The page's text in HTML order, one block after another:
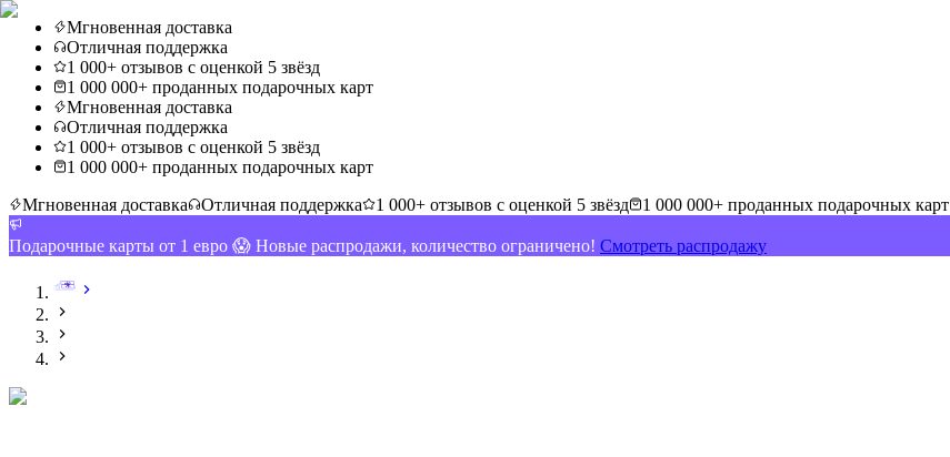
Мгновенная доставка
Отличная поддержка
1 000+ отзывов с оценкой 5 звёзд
1 000 000+ проданных подарочных карт
Мгновенная доставка
Отличная поддержка
1 000+ отзывов с оценкой 5 звёзд
1 000 000+ проданных подарочных карт
Мгновенная доставка
Отличная поддержка 1 000+ отзывов с оценкой 5 звёзд 1 000 000+ проданных подарочных карт
Подарочные карты от 1 евро 😱 Новые распродажи, количество ограничено! Смотреть распродажу